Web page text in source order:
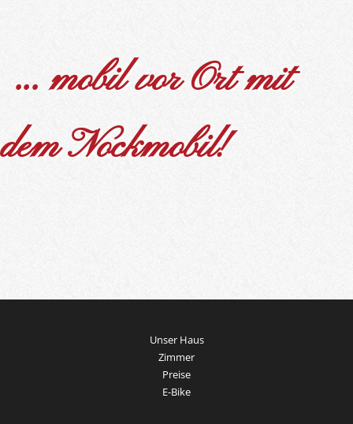
... mobil vor Ort mit
dem Nockmobil!
Unser Haus
Zimmer
Preise
E-Bike